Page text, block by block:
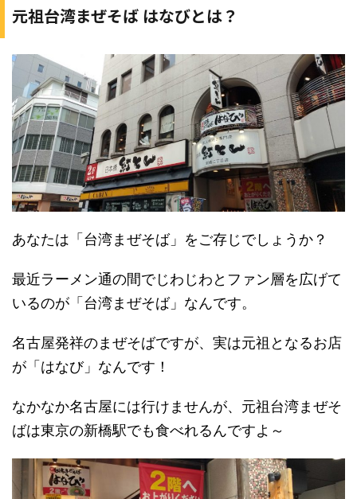
元祖台湾まぜそば はなびとは？
あなたは「台湾まぜそば」をご存じでしょうか？
最近ラーメン通の間でじわじわとファン層を広げて
いるのが「台湾まぜそば」なんです。
名古屋発祥のまぜそばですが、実は元祖となるお店
が「はなび」なんです！
なかなか名古屋には行けませんが、元祖台湾まぜそ
ばは東京の新橋駅でも食べれるんですよ～